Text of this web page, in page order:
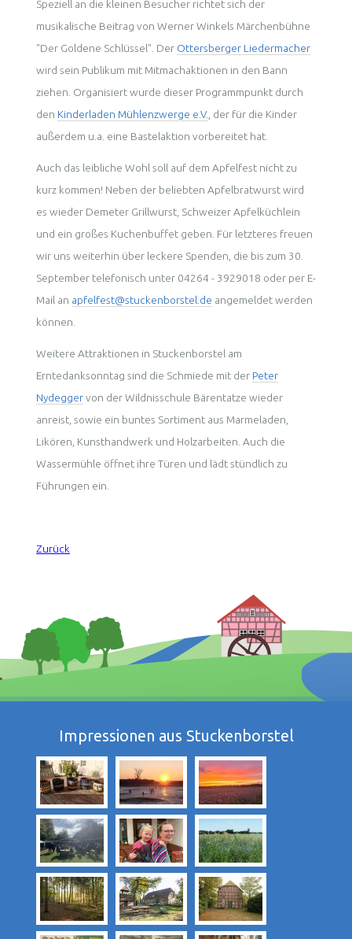
Speziell an die kleinen Besucher richtet sich der
musikalische Beitrag von Werner Winkels Märchenbühne
"Der Goldene Schlüssel". Der Ottersberger Liedermacher
wird sein Publikum mit Mitmachaktionen in den Bann
ziehen. Organisiert wurde dieser Programmpunkt durch
den Kinderladen Mühlenzwerge e.V. , der für die Kinder
außerdem u.a. eine Bastelaktion vorbereitet hat.
Auch das leibliche Wohl soll auf dem Apfelfest nicht zu
kurz kommen! Neben der beliebten Apfelbratwurst wird
es wieder Demeter Grillwurst, Schweizer Apfelküchlein
und ein großes Kuchenbuffet geben. Für letzteres freuen
wir uns weiterhin über leckere Spenden, die bis zum 30.
September telefonisch unter 04264 - 3929018 oder per E-
Mail an apfelfest@stuckenborstel.de angemeldet werden
können.
Weitere Attraktionen in Stuckenborstel am
Erntedanksonntag sind die Schmiede mit der Peter
Nydeggervon der Wildnisschule Bärentatze wieder
anreist, sowie ein buntes Sortiment aus Marmeladen,
Likören, Kunsthandwerk und Holzarbeiten. Auch die
Wassermühle öffnet ihre Türen und lädt stündlich zu
Führungen ein.
Zurück
Impressionen aus Stuckenborstel